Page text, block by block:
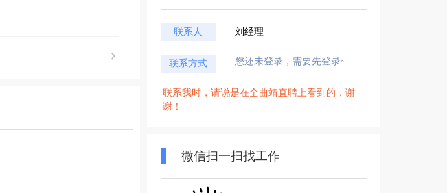
联系人 刘经理
联系方式 您还未登录，需要先登录~
联系我时，请说是在全曲靖直聘上看到的，谢
谢！
微信扫一扫找工作